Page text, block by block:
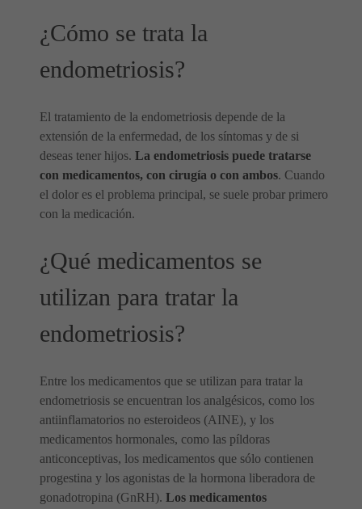
¿Cómo se trata la
endometriosis?
El tratamiento de la endometriosis depende de la
extensión de la enfermedad, de los síntomas y de si
deseas tener hijos. La endometriosis puede tratarse
con medicamentos, con cirugía o con ambos. Cuando
el dolor es el problema principal, se suele probar primero
con la medicación.
¿Qué medicamentos se
utilizan para tratar la
endometriosis?
Entre los medicamentos que se utilizan para tratar la
endometriosis se encuentran los analgésicos, como los
antiinflamatorios no esteroideos (AINE), y los
medicamentos hormonales, como las píldoras
anticonceptivas, los medicamentos que sólo contienen
progestina y los agonistas de la hormona liberadora de
gonadotropina (GnRH). Los medicamentos